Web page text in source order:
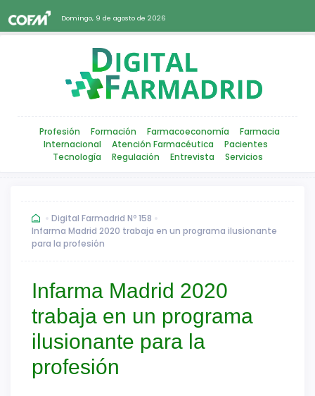
Domingo, 9 de agosto de 2026
Profesión Formación Farmacoeconomía
Farmacia
Internacional
Atención Farmacéutica
Pacientes
Tecnología
Regulación Entrevista Servicios
Digital Farmadrid Nº 158
Infarma Madrid 2020 trabaja en un programa ilusionante
para la profesión
Infarma Madrid 2020
trabaja en un programa
ilusionante para la
profesión